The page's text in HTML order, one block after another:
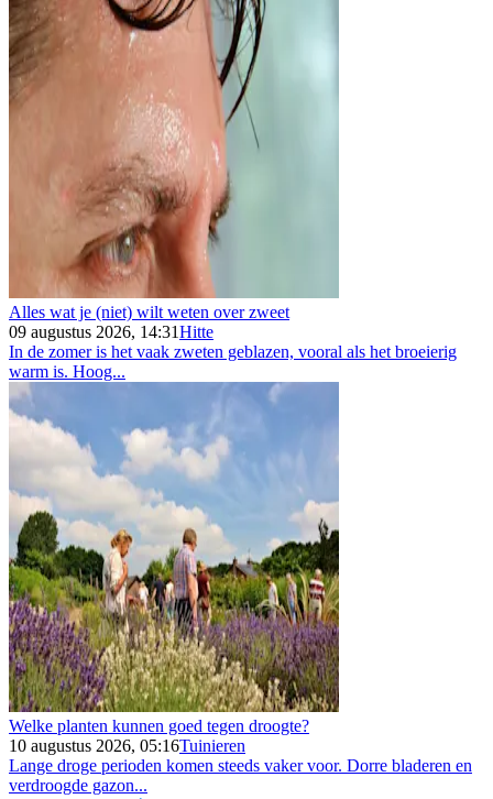
Alles wat je (niet) wilt weten over zweet
09 augustus 2026, 14:31Hitte
In de zomer is het vaak zweten geblazen, vooral als het broeierig
warm is. Hoog...
Welke planten kunnen goed tegen droogte?
10 augustus 2026, 05:16Tuinieren
Lange droge perioden komen steeds vaker voor. Dorre bladeren en
verdroogde gazon...